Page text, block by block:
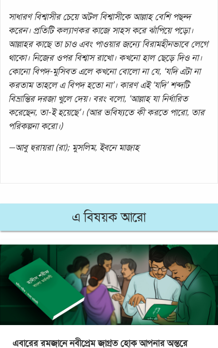
সাধারণ বিশ্বাসীর চেয়ে অটল বিশ্বাসীকে আল্লাহ বেশি পছন্দ
করেন। প্রতিটি কল্যাণকর কাজে সাহস করে ঝাঁপিয়ে পড়ো।
আল্লাহর কাছে তা চাও এবং পাওয়ার জন্যে বিরামহীনভাবে লেগে
থাকো। নিজের ওপর বিশ্বাস রাখো। কখনো হাল ছেড়ে দিও না।
কোনো বিপদ-মুসিবত এলে কখনো বোলো না যে, ‘যদি এটা না
করতাম তাহলে এ বিপদ হতো না’। কারণ এই ‘যদি’ শব্দটি
বিভ্রান্তির দরজা খুলে দেয়। বরং বলো, ‘আল্লাহ যা নির্ধারিত
করেছেন, তা-ই হয়েছে’। (আর ভবিষ্যতে কী করতে পারো, তার
পরিকল্পনা করো।)
—আবু হুরায়রা (রা); মুসলিম, ইবনে মাজাহ
এ বিষয়ক আরো
এবারের রমজানে নবীপ্রেম জাগ্রত হোক আপনার অন্তরে